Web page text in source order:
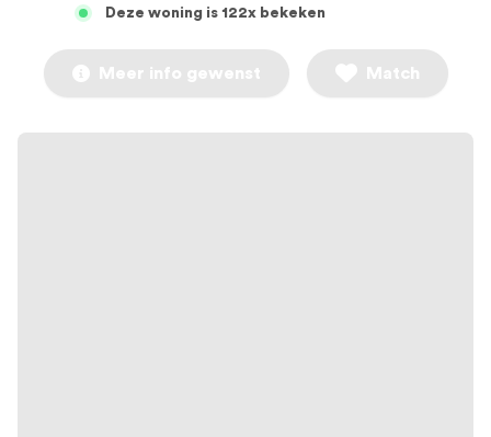
Deze woning is 122x bekeken
Meer info gewenst Match